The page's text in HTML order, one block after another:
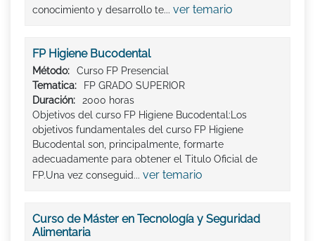
conocimiento y desarrollo te... ver temario
FP Higiene Bucodental
Método:
Curso FP Presencial
Tematica:
FP GRADO SUPERIOR
Duración:
2000 horas
Objetivos del curso FP Higiene Bucodental:Los
objetivos fundamentales del curso FP Higiene
Bucodental son, principalmente, formarte
adecuadamente para obtener el Titulo Oficial de
FP.Una vez conseguid... ver temario
Curso de Máster en Tecnología y Seguridad
Alimentaria